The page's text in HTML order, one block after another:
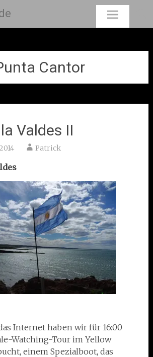
Cantor
Valdes II
Patrick
Internet haben wir für 16:00
Watching-Tour im Yellow
einem Spezialboot, das